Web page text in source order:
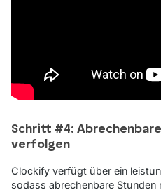
Schritt #4:
verfolgen
Clockify verfügt über ein
sodass abrechenbare